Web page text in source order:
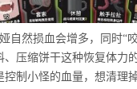
自然损血会增多，同时“
压缩饼干这种恢复体力
控制小怪的血量，想清理